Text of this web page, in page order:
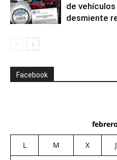
de vehículos
desmiente
Facebook
L M X J